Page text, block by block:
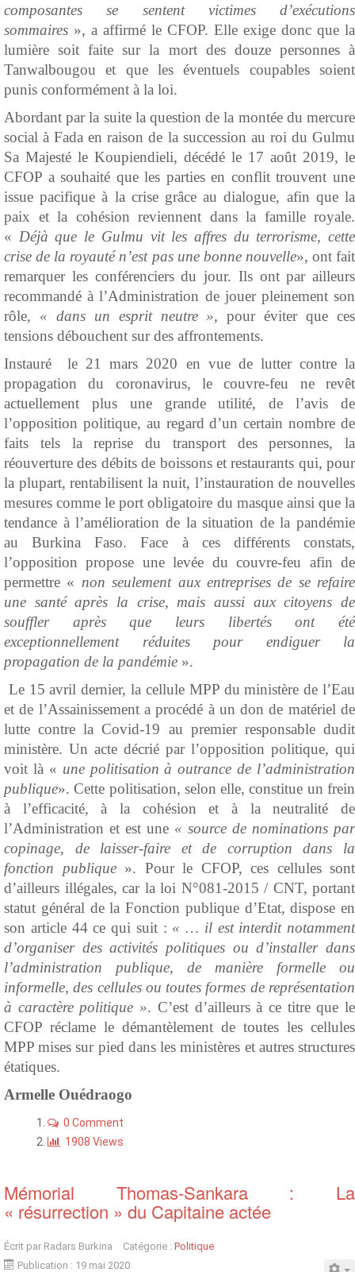
composantes se sentent victimes d’exécutions
sommaires », a affirmé le CFOP. Elle exige donc que la
lumière soit faite sur la mort des douze personnes à
Tanwalbougou et que les éventuels coupables soient
punis conformément à la loi.
Abordant par la suite la question de la montée du mercure
social à Fada en raison de la succession au roi du Gulmu
Sa Majesté le Koupiendieli, décédé le 17 août 2019, le
CFOP a souhaité que les parties en conflit trouvent une
issue pacifique à la crise grâce au dialogue, afin que la
paix et la cohésion reviennent dans la famille royale.
« Déjà que le Gulmu vit les affres du terrorisme, cette
crise de la royauté n’est pas une bonne nouvelle», ont fait
remarquer les conférenciers du jour. Ils ont par ailleurs
recommandé à l’Administration de jouer pleinement son
rôle, « dans un esprit neutre », pour éviter que ces
tensions débouchent sur des affrontements.
Instauré le 21 mars 2020 en vue de lutter contre la
propagation du coronavirus, le couvre-feu ne revêt
actuellement plus une grande utilité, de l’avis de
l’opposition politique, au regard d’un certain nombre de
faits tels la reprise du transport des personnes, la
réouverture des débits de boissons et restaurants qui, pour
la plupart, rentabilisent la nuit, l’instauration de nouvelles
mesures comme le port obligatoire du masque ainsi que la
tendance à l’amélioration de la situation de la pandémie
au Burkina Faso. Face à ces différents constats,
l’opposition propose une levée du couvre-feu afin de
permettre « non seulement aux entreprises de se refaire
une santé après la crise, mais aussi aux citoyens de
souffler après que leurs libertés ont été
exceptionnellement réduites pour endiguer la
propagation de la pandémie ».
Le 15 avril dernier, la cellule MPP du ministère de l’Eau
et de l’Assainissement a procédé à un don de matériel de
lutte contre la Covid-19 au premier responsable dudit
ministère. Un acte décrié par l’opposition politique, qui
voit là « une politisation à outrance de l’administration
publique». Cette politisation, selon elle, constitue un frein
à l’efficacité, à la cohésion et à la neutralité de
l’Administration et est une « source de nominations par
copinage, de laisser-faire et de corruption dans la
fonction publique». Pour le CFOP, ces cellules sont
d’ailleurs illégales, car la loi N°081-2015 / CNT, portant
statut général de la Fonction publique d’Etat, dispose en
son article 44 ce qui suit : « … il est interdit notamment
d’organiser des activités politiques ou d’installer dans
l’administration publique, de manière formelle ou
informelle, des cellules ou toutes formes de représentation
à caractère politique ». C’est d’ailleurs à ce titre que le
CFOP réclame le démantèlement de toutes les cellules
MPP mises sur pied dans les ministères et autres structures
étatiques.
Armelle Ouédraogo
0 Comment
1908 Views
Mémorial Thomas-Sankara : La
« résurrection » du Capitaine actée
Écrit par Radars Burkina Catégorie : Politique
Publication : 19 mai 2020